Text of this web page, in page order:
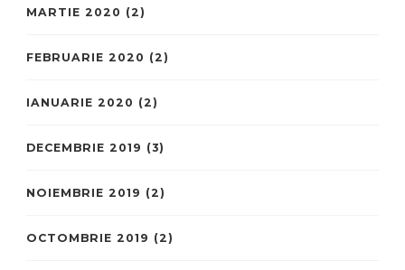
MARTIE 2020 (2)
FEBRUARIE 2020 (2)
IANUARIE 2020 (2)
DECEMBRIE 2019 (3)
NOIEMBRIE 2019 (2)
OCTOMBRIE 2019 (2)